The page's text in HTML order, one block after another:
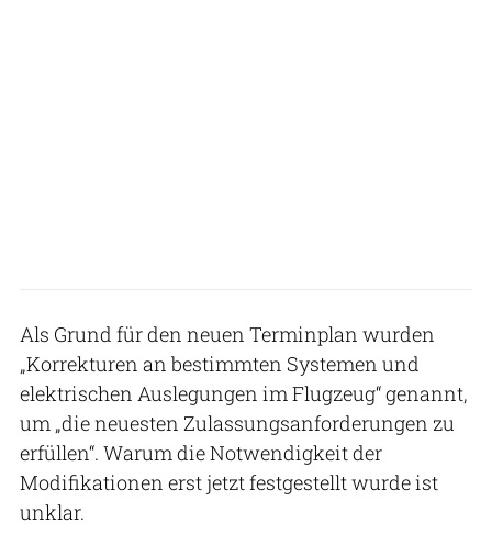
Als Grund für den neuen Terminplan wurden
„Korrekturen an bestimmten Systemen und
elektrischen Auslegungen im Flugzeug“ genannt,
um „die neuesten Zulassungsanforderungen zu
erfüllen“. Warum die Notwendigkeit der
Modifikationen erst jetzt festgestellt wurde ist
unklar.